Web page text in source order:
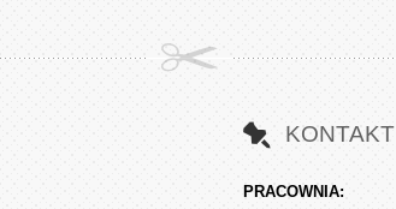
KONTAKT
PRACOWNIA: